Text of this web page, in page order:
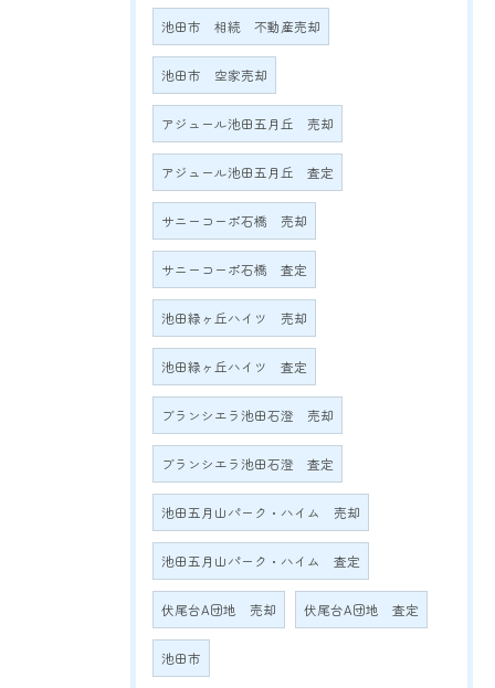
池田市 相続 不動産売却
池田市 空家売却
アジュール池田五月丘 売却
アジュール池田五月丘 査定
サニーコーポ石橋 売却
サニーコーポ石橋 査定
池田緑ヶ丘ハイツ 売却
池田緑ヶ丘ハイツ 査定
ブランシエラ池田石澄 売却
ブランシエラ池田石澄 査定
池田五月山パーク・ハイム 売却
池田五月山パーク・ハイム 査定
伏尾台A団地 売却 伏尾台A団地 査定
池田市